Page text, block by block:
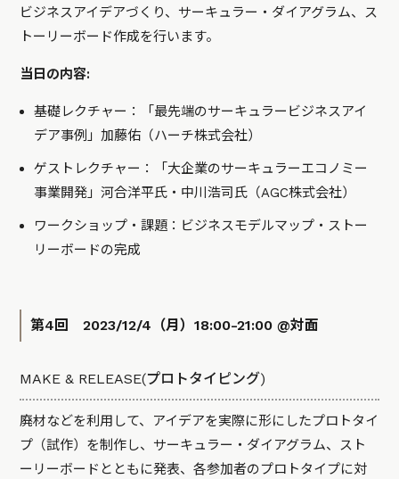
ビジネスアイデアづくり、サーキュラー・ダイアグラム、ス
トーリーボード作成を行います。
当日の内容:
基礎レクチャー：「最先端のサーキュラービジネスアイ
デア事例」加藤佑（ハーチ株式会社）
ゲストレクチャー：「大企業のサーキュラーエコノミー
事業開発」河合洋平氏・中川浩司氏（AGC株式会社）
ワークショップ・課題：ビジネスモデルマップ・ストー
リーボードの完成
第4回 2023/12/4（月）18:00-21:00 @対面
MAKE & RELEASE(プロトタイピング)
廃材などを利用して、アイデアを実際に形にしたプロトタイ
プ（試作）を制作し、サーキュラー・ダイアグラム、スト
ーリーボードとともに発表、各参加者のプロトタイプに対